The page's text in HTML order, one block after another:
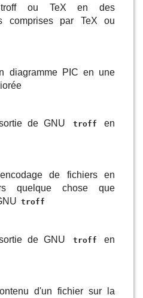
troff ou TeX en des
comprises par TeX ou
diagramme PIC en une
de GNU troff
en
de fichiers en
quelque chose que
troff
de GNU troff
en
d'un fichier sur la